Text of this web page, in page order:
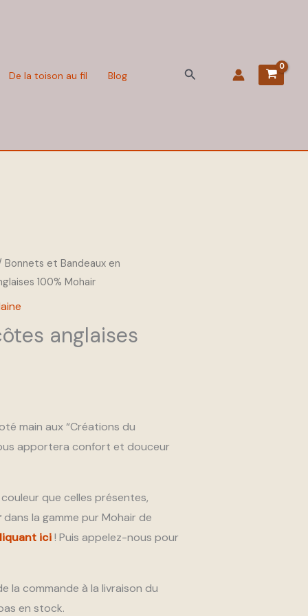
De la toison au fil Blog Rechercher
Bonnets et Bandeaux en
100% Mohair
anglaises
main aux “Créations du
apportera confort et douceur
que celles présentes,
dans la gamme pur Mohair de
ici ! Puis appelez-nous pour
la commande à la livraison du
en stock.